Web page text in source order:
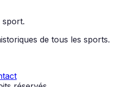
sport.
de tous les sports.